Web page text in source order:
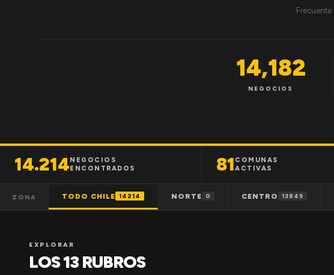
Frecuente:
14,182
NEGOCIOS
14.214NEGOCIOS
ENCONTRADOS
81COMUNAS
ACTIVAS
ZONA TODO CHILE 14214 NORTE 0 CENTRO 13849
EXPLORAR
LOS 13 RUBROS